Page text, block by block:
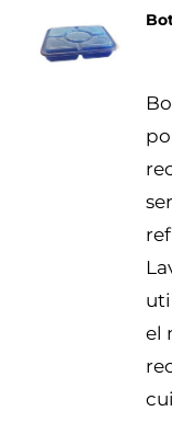
DETALLES
el